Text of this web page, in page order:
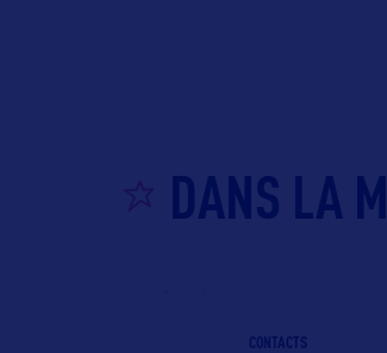
DANS LA
CONTACTS